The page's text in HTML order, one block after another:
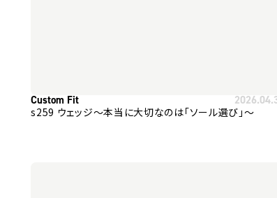
Custom Fit
s259 ウェッジ～本当に大切なのは「ソール選び」～